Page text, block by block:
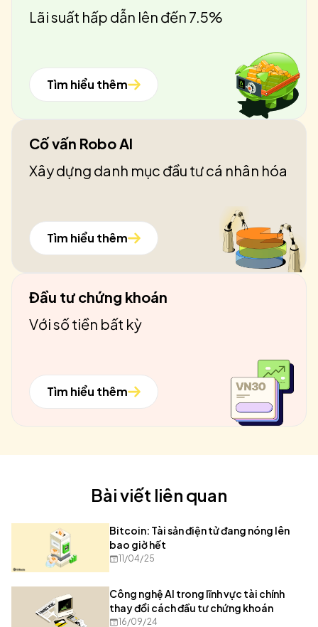
Lãi suất hấp dẫn lên đến 7.5%
Tìm hiểu thêm
Cố vấn Robo AI
Xây dựng danh mục đầu tư cá nhân hóa
Tìm hiểu thêm
Đầu tư chứng khoán
Với số tiền bất kỳ
Tìm hiểu thêm
Bài viết liên quan
Bitcoin: Tài sản điện tử đang nóng lên
bao giờ hết
11/04/25
Công nghệ AI trong lĩnh vực tài chính
thay đổi cách đầu tư chứng khoán
16/09/24